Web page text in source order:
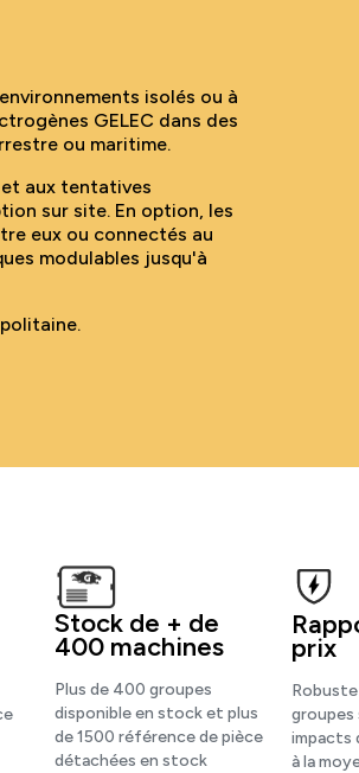
isolés ou à
GELEC dans des
ou maritime.
aux tentatives
sur site. En option, les
eux ou connectés au
modulables jusqu'à
Stock de + de
400 machines
Plus de 400 groupes
disponible en stock et plus
de 1500 référence de pièce
détachées en stock
prix
groupes
impacts
à la